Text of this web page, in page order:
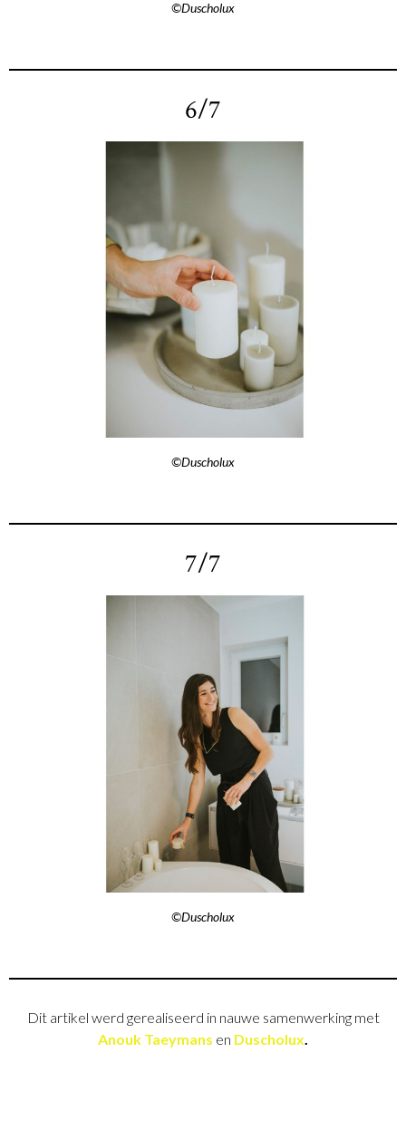
©Duscholux
6/7
©Duscholux
7/7
©Duscholux
Dit artikel werd gerealiseerd in nauwe samenwerking met
Anouk Taeymans en Duscholux.